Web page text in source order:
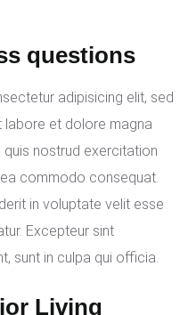
questions
adipisicing elit, sed
labore et dolore magna
quis nostrud exercitation
commodo consequat.
in voluptate velit esse
Excepteur sint
sunt in culpa qui officia.
Living